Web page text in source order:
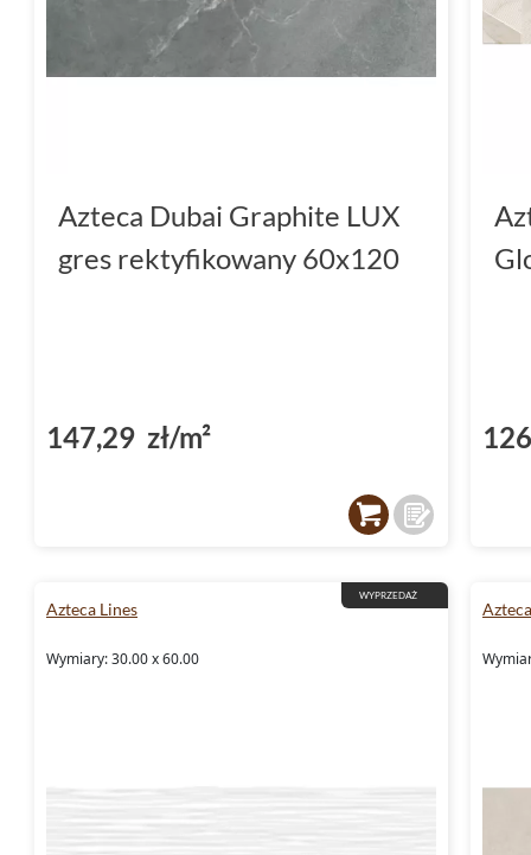
Azteca Dubai Graphite LUX
gres rektyfikowany 60x120
147,29 zł/m²
WYPRZEDAŻ
Azteca Lines
Wymiary: 30.00 x 60.00